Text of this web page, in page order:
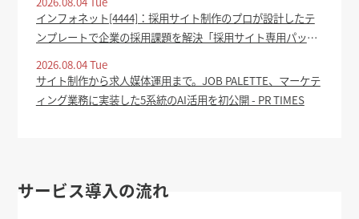
インフォネット[4444]：採用サイト制作のプロが設計したテ
ンプレートで企業の採用課題を解決「採用サイト専用パッケ
DIGITAL - 日本経済新聞
2026.08.04 Tue
サイト制作から求人媒体運用まで。JOB PALETTE、マーケテ
ィング業務に実装した5系統のAI活用を初公開 - PR TIMES
サービス導入の流れ